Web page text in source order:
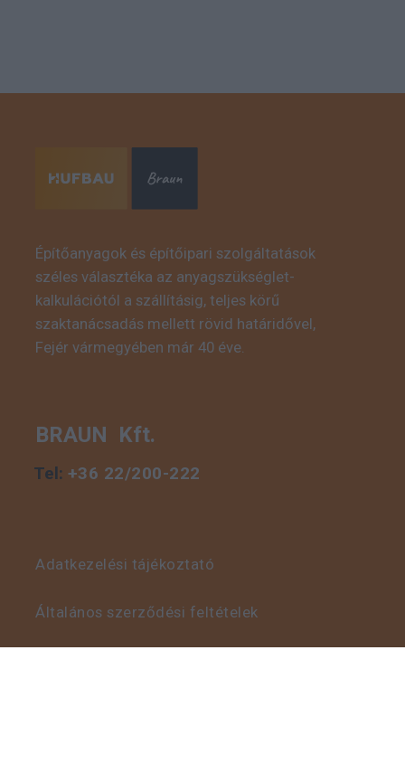
Építőanyagok és építőipari szolgáltatások
széles választéka az anyagszükséglet-
kalkulációtól a szállításig, teljes körű
szaktanácsadás mellett rövid határidővel,
Fejér vármegyében már 40 éve.
BRAUN Kft.
Tel: +36 22/200-222
Adatkezelési tájékoztató
Általános szerződési feltételek